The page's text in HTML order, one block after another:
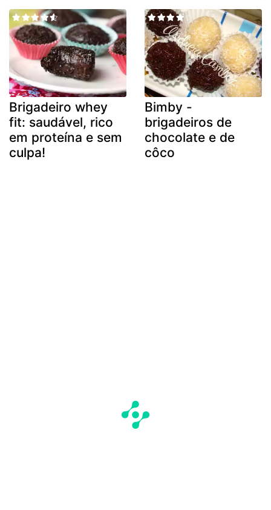
Brigadeiro whey
fit: saudável, rico
em proteína e sem
culpa!
Bimby -
brigadeiros de
chocolate e de
côco